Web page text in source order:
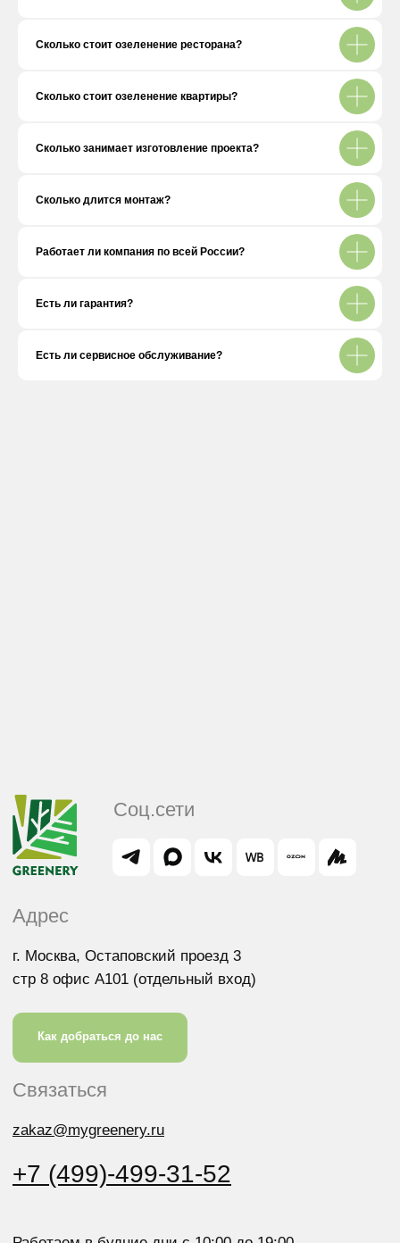
Сколько стоит озеленение ресторана?
Сколько стоит озеленение квартиры?
Сколько занимает изготовление проекта?
Сколько длится монтаж?
Работает ли компания по всей России?
Есть ли гарантия?
Есть ли сервисное обслуживание?
Работаем в будние дни с 10:00 до 19:00
ИНН 312343336879
+7 (499)-499-31-52